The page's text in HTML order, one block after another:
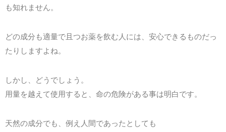
も知れません。
どの成分も適量で且つお薬を飲む人には、安心できるものだっ
たりしますよね。
しかし、どうでしょう。
用量を越えて使用すると、命の危険がある事は明白です。
天然の成分でも、例え人間であったとしても